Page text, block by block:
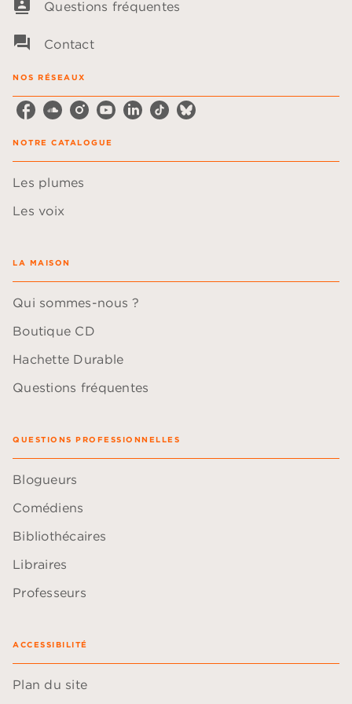
contacts Questions fréquentes
question_answer Contact
NOS RÉSEAUX
NOTRE CATALOGUE
Les plumes
Les voix
LA MAISON
Qui sommes-nous ?
Boutique CD
Hachette Durable
Questions fréquentes
QUESTIONS PROFESSIONNELLES
Blogueurs
Comédiens
Bibliothécaires
Libraires
Professeurs
ACCESSIBILITÉ
Plan du site